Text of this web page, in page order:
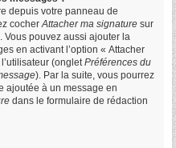
depuis votre panneau de
cocherAttacher ma signature sur
Vous pouvez aussi ajouter la
en activant l’option « Attacher
(ongletPréférences du
). Par la suite, vous pourrez
ajoutée à un message en
dans le formulaire de rédaction